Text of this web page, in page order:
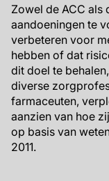
Zowel de ACC als
aandoeningen te
verbeteren voor
hebben of dat
dit doel te
diverse
farmaceuten,
aanzien van hoe
op basis van
2011.